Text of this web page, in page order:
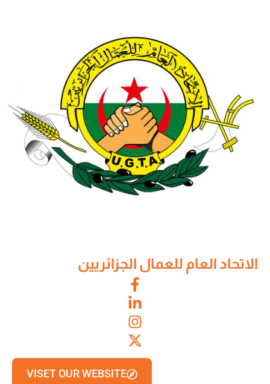
الاتحاد العام للعمال الجزائريين
VISET OUR WEBSITE